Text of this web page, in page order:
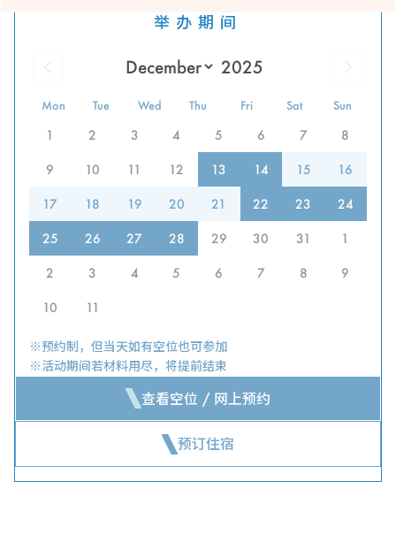
举办期间
Mon Tue Wed Thu Fri Sat Sun
1 2 3 4 5 6 7 8
9 10 11 12 13 14 15 16
17 18 19 20 21 22 23 24
25 26 27 28 29 30 31 1
2 3 4 5 6 7 8 9
10 11
※预约制，但当天如有空位也可参加
※活动期间若材料用尽，将提前结束
查看空位 / 网上预约
预订住宿